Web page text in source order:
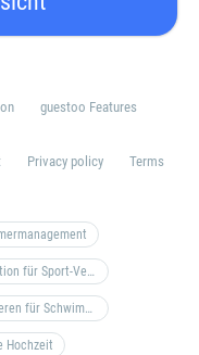
guestoo Features
Privacy policy Terms
Zuschauer- & Trainings-Dokumentation für Sport-Vereine
Zufluss steuern & Gäste dokumentieren für Schwimm- & Freibäder
Hochzeit